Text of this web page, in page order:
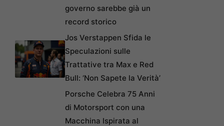
governo sarebbe già un
record storico
Jos Verstappen Sfida le
Speculazioni sulle
Trattative tra Max e Red
Bull: ‘Non Sapete la Verità’
Porsche Celebra 75 Anni
di Motorsport con una
Macchina Ispirata al